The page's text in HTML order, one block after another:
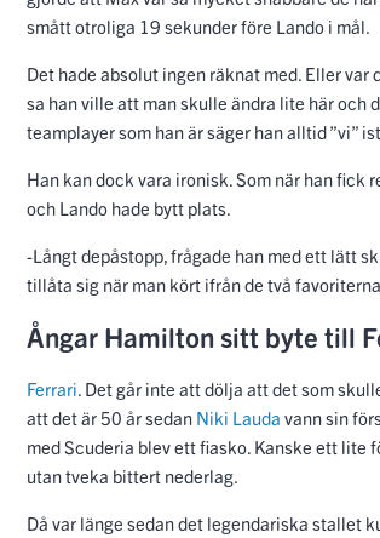
smått otroliga 19 sekunder före Lando i mål.
Det hade absolut ingen räknat med. Eller var
sa han ville att man skulle ändra lite här och
teamplayer som han är säger han alltid ”vi”
Han kan dock vara ironisk. Som när han fick
och Lando hade bytt plats.
-Långt depåstopp, frågade han med ett lätt
tillåta sig när man kört ifrån de två
Ångar Hamilton sitt byte till
Ferrari . Det går inte att dölja att det som
att det är 50 år sedan Niki Lauda vann sin
med Scuderia blev ett fiasko. Kanske ett lite
utan tveka bittert nederlag.
Då var länge sedan det legendariska stallet